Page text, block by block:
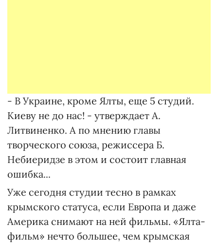
- В Украине, кроме Ялты, еще 5 студий.
Киеву не до нас! - утверждает А.
Литвиненко. А по мнению главы
творческого союза, режиссера Б.
Небиеридзе в этом и состоит главная
ошибка...
Уже сегодня студии тесно в рамках
крымского статуса, если Европа и даже
Америка снимают на ней фильмы. «Ялта-
фильм» нечто большее, чем крымская